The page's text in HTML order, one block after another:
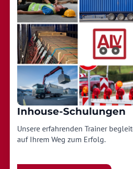
Inhouse-Schulungen
Unsere erfahrenden Trainer
auf Ihrem Weg zum Erfolg.